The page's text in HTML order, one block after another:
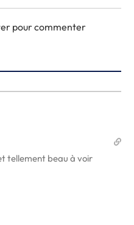
pour commenter
tellement beau à voir